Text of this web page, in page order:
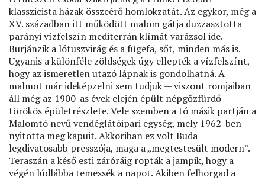
klasszicista házak összeérő homlokzatát. Az egykor, még a
XV. században itt működött malom gátja duzzasztotta
parányi vízfelszín mediterrán klímát varázsol ide.
Burjánzik a lótuszvirág és a fügefa, sőt, minden más is.
Ugyanis a különféle zöldségek úgy ellepték a vízfelszínt,
hogy az ismeretlen utazó lápnak is gondolhatná. A
malmot már ideképzelni sem tudjuk — viszont romjaiban
áll még az 1900-as évek elején épült népgőzfürdő
törökös épületrészlete. Vele szemben a tó másik partján a
Malomtó nevű vendéglátóipari egység, mely 1962-ben
nyitotta meg kapuit. Akkoriban ez volt Buda
legdivatosabb presszója, maga a „megtestesült modern”.
Teraszán a késő esti záróráig ropták a jampik, hogy a
végén lúdlábba temessék a napot. Akiben felhorgad a